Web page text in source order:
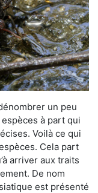
un peu
à part qui
Voilà ce qui
Cela part
arriver aux traits
De nom
est présenté